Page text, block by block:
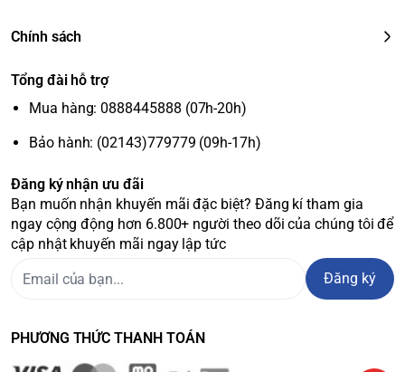
Chính sách
Tổng đài hỗ trợ
Mua hàng: 0888445888 (07h-20h)
Bảo hành: (02143)779779 (09h-17h)
Đăng ký nhận ưu đãi
Bạn muốn nhận khuyến mãi đặc biệt? Đăng kí tham gia
ngay cộng động hơn 6.800+ người theo dõi của chúng tôi để
cập nhật khuyến mãi ngay lập tức
Đăng ký
PHƯƠNG THỨC THANH TOÁN